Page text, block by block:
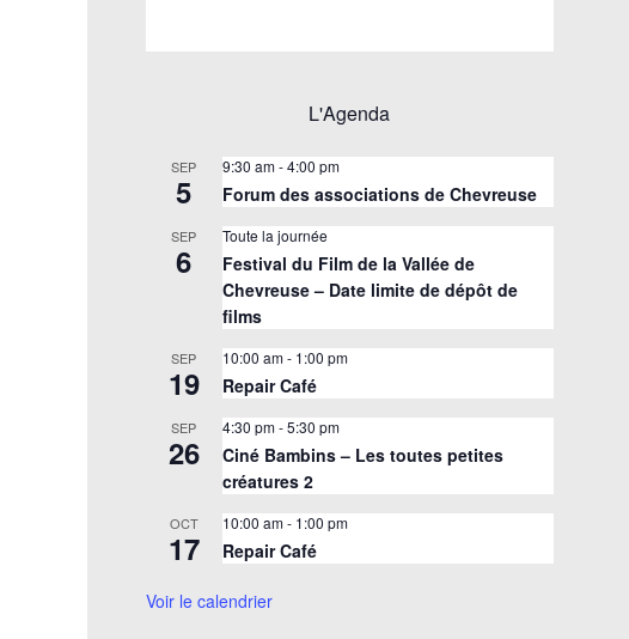
L'Agenda
SEP
5
9:30 am-4:00 pm
Forum des associations de Chevreuse
SEP
6
Toute la journée
Festival du Film de la Vallée de
Chevreuse – Date limite de dépôt de
films
SEP
19
10:00 am- 1:00 pm
Repair Café
SEP
26
4:30 pm-5:30 pm
Ciné Bambins – Les toutes petites
créatures 2
OCT
17
10:00 am- 1:00 pm
Repair Café
Voir le calendrier